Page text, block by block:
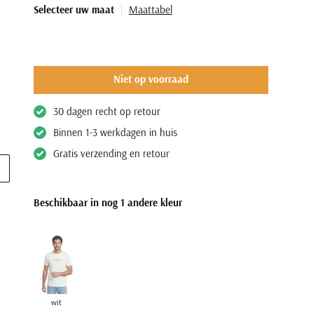
Selecteer uw maat Maattabel
Niet op voorraad
30 dagen recht op retour
Binnen 1-3 werkdagen in huis
Gratis verzending en retour
Beschikbaar in nog 1 andere kleur
wit